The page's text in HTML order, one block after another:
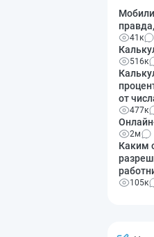
41к
516к
от
477к
2м
Каким
105к